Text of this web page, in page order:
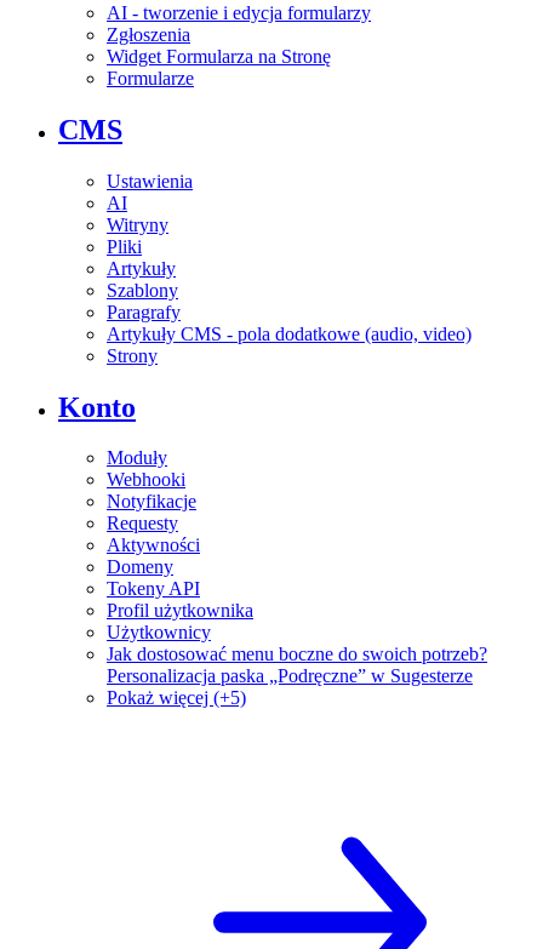
AI - tworzenie i edycja formularzy
Zgłoszenia
Widget Formularza na Stronę
Formularze
CMS
Ustawienia
AI
Witryny
Pliki
Artykuły
Szablony
Paragrafy
Artykuły CMS - pola dodatkowe (audio, video)
Strony
Konto
Moduły
Webhooki
Notyfikacje
Requesty
Aktywności
Domeny
Tokeny API
Profil użytkownika
Użytkownicy
Jak dostosować menu boczne do swoich potrzeb?
Personalizacja paska „Podręczne” w Sugesterze
Pokaż więcej (+5)